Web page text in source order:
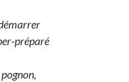
préparé